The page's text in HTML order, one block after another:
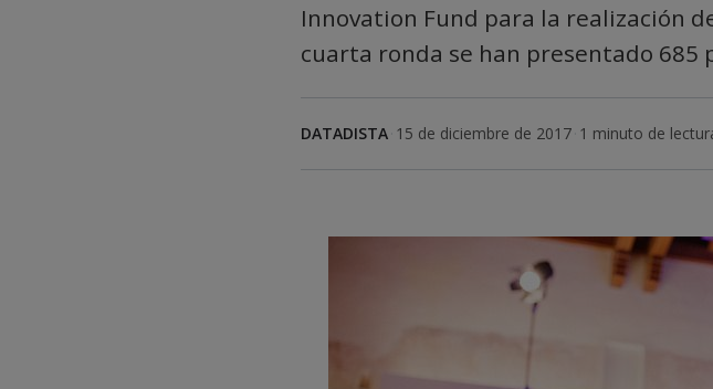
Innovation Fund para la realización
cuarta ronda se han presentado 685
DATADISTA 15 de diciembre de 2017 1 minuto de